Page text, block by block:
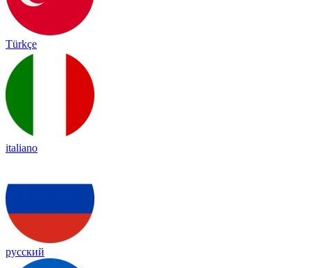
Türkçe
italiano
русский